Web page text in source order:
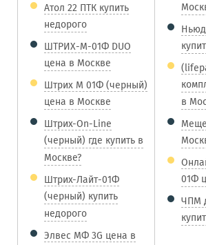
Атол 22 ПТК купить
недорого
ШТРИХ-М-01Ф DUO
цена в Москве
Штрих М 01Ф (черный)
цена в Москве
Штрих-On-Line
(черный) где купить в
Москве?
Штрих-Лайт-01Ф
(черный) купить
недорого
Элвес МФ 3G цена в
в
01Ф
ЧПМ